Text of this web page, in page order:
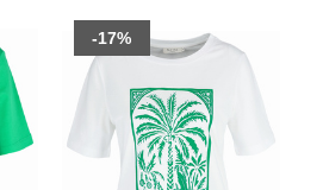
-17%